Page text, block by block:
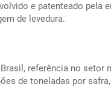
e patenteado pela
de levedura.
referência no setor
de toneladas por